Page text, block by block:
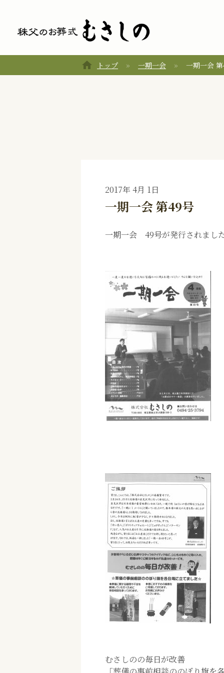
home トップ 一期一会 一期一会
2017年 4月 1日
一期一会 第49号
一期一会 49号が発行されまし
むさしのの毎日が改善